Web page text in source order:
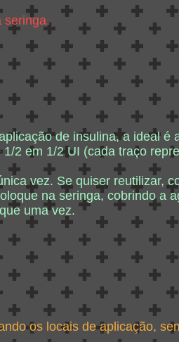
seringa.
de insulina, a ideal é
2 em 1/2 UI (cada traço
vez. Se quiser reutilizar,
na seringa, cobrindo a
uma vez.
os locais de aplicação,